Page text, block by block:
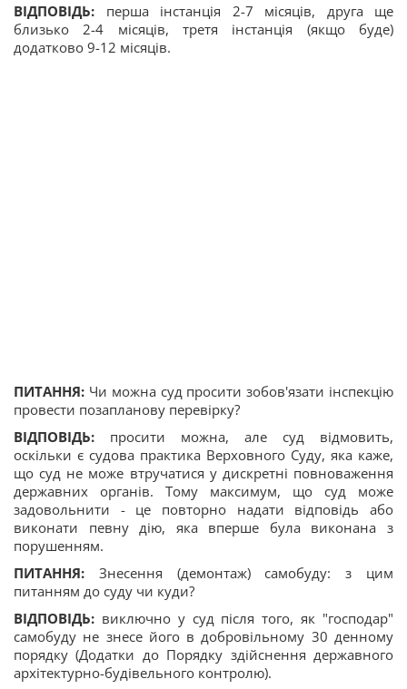
ВІДПОВІДЬ: перша інстанція 2-7 місяців, друга ще
близько 2-4 місяців, третя інстанція (якщо буде)
додатково 9-12 місяців.
ПИТАННЯ: Чи можна суд просити зобов'язати інспекцію
провести позапланову перевірку?
ВІДПОВІДЬ: просити можна, але суд відмовить,
оскільки є судова практика Верховного Суду, яка каже,
що суд не може втручатися у дискретні повноваження
державних органів. Тому максимум, що суд може
задовольнити - це повторно надати відповідь або
виконати певну дію, яка вперше була виконана з
порушенням.
ПИТАННЯ: Знесення (демонтаж) самобуду: з цим
питанням до суду чи куди?
ВІДПОВІДЬ: виключно у суд після того, як "господар"
самобуду не знесе його в добровільному 30 денному
порядку (Додатки до Порядку здійснення державного
архітектурно-будівельного контролю).